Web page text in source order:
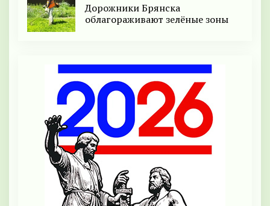
Дорожники Брянска
облагораживают зелёные зоны